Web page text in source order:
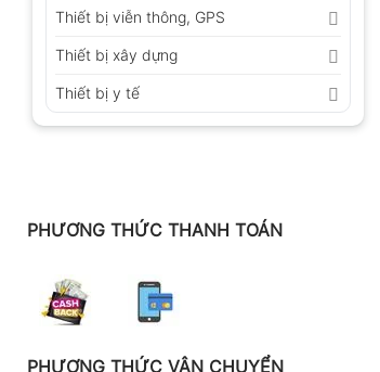
Thiết bị viễn thông, GPS
Thiết bị xây dựng
Thiết bị y tế
PHƯƠNG THỨC THANH TOÁN
PHƯƠNG THỨC VẬN CHUYỂN